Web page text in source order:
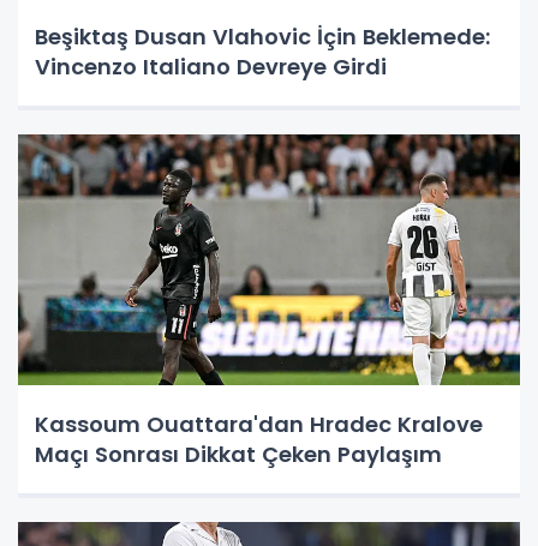
Beşiktaş Dusan Vlahovic İçin Beklemede:
Vincenzo Italiano Devreye Girdi
Kassoum Ouattara'dan Hradec Kralove
Maçı Sonrası Dikkat Çeken Paylaşım